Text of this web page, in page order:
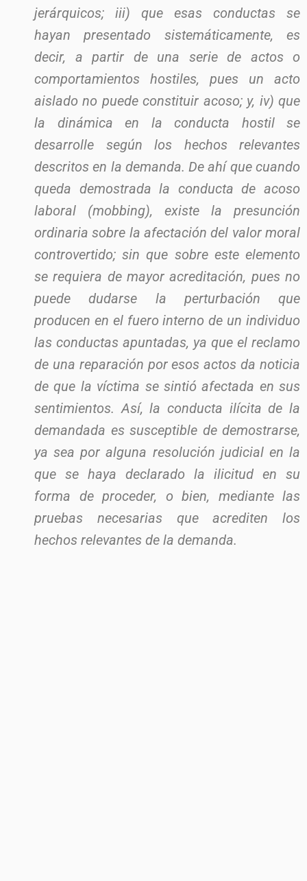
jerárquicos; iii) que esas conductas se
hayan presentado sistemáticamente, es
decir, a partir de una serie de actos o
comportamientos hostiles, pues un acto
aislado no puede constituir acoso; y, iv) que
la dinámica en la conducta hostil se
desarrolle según los hechos relevantes
descritos en la demanda. De ahí que cuando
queda demostrada la conducta de acoso
laboral (mobbing), existe la presunción
ordinaria sobre la afectación del valor moral
controvertido; sin que sobre este elemento
se requiera de mayor acreditación, pues no
puede dudarse la perturbación que
producen en el fuero interno de un individuo
las conductas apuntadas, ya que el reclamo
de una reparación por esos actos da noticia
de que la víctima se sintió afectada en sus
sentimientos. Así, la conducta ilícita de la
demandada es susceptible de demostrarse,
ya sea por alguna resolución judicial en la
que se haya declarado la ilicitud en su
forma de proceder, o bien, mediante las
pruebas necesarias que acrediten los
hechos relevantes de la demanda.